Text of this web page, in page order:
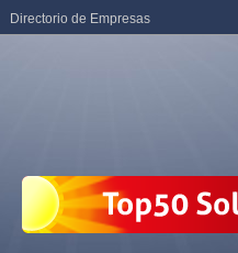
Directorio de Empresas